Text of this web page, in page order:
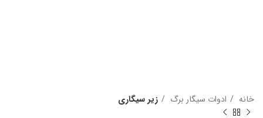
خانه ادوات سیگار برگ زیر سیگاری